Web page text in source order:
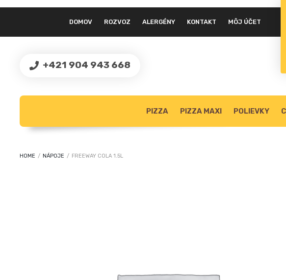
DOMOV ROZVOZ ALERGÉNY KONTAKT MÔJ ÚČET
+421 904 943 668
PIZZA PIZZA MAXI POLIEVKY
HOME / NÁPOJE / FREEWAY COLA 1.5L